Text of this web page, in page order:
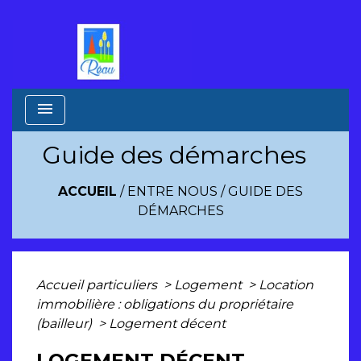
menu
Guide des démarches
ACCUEIL / ENTRE NOUS /GUIDE DES
DÉMARCHES
Accueil particuliers > Logement > Location
immobilière : obligations du propriétaire
(bailleur) > Logement décent